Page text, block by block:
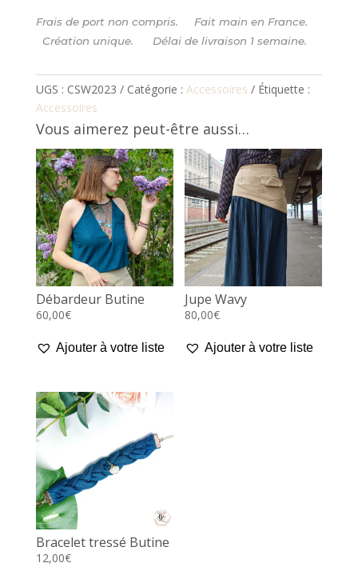
Frais de port non compris. Fait main en France.
Création unique. Délai de livraison 1 semaine.
UGS : CSW2023 Catégorie : Accessoires
Étiquette :
Accessoires
Vous aimerez peut-être aussi…
Débardeur Butine
60,00€
Ajouter à votre liste
Jupe Wavy
80,00€
Ajouter à votre liste
Bracelet tressé Butine
12,00€